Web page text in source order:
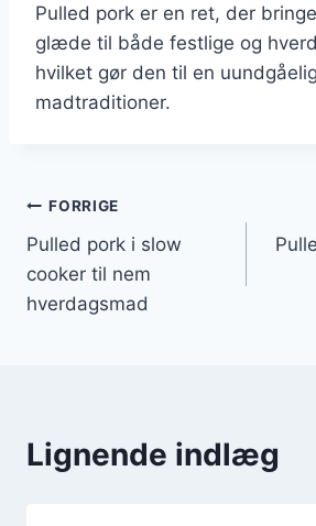
Pulled pork er en ret, der
glæde til både festlige og
hvilket gør den til en
madtraditioner.
Indlægsnavigation
FORRIGE
Pulled pork i slow
cooker til nem
hverdagsmad
Lignende indlæg